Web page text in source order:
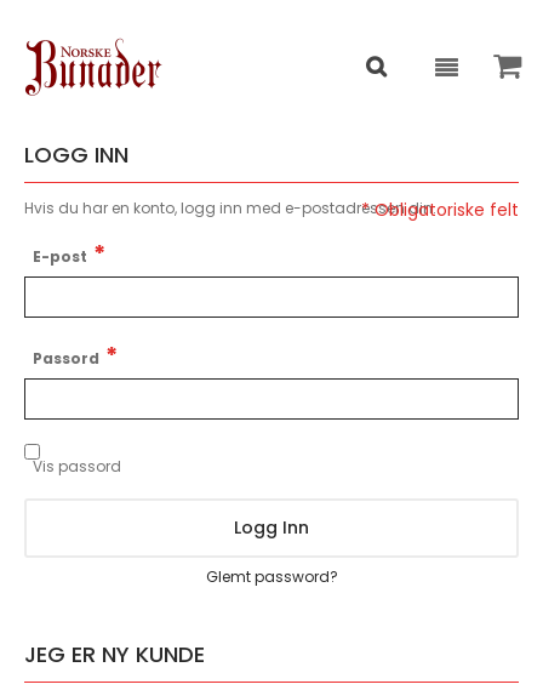
LOGG INN
Hvis du har en konto, logg inn med e-postadressen din.
E-post
Passord
Vis passord
Logg Inn
Glemt password?
JEG ER NY KUNDE